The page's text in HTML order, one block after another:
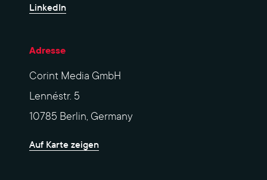
LinkedIn
Adresse
Corint Media GmbH
Lennéstr. 5
10785 Berlin, Germany
Auf Karte zeigen